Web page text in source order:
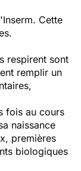
Cette
respirent sont
remplir un
fois au cours
naissance
premières
biologiques